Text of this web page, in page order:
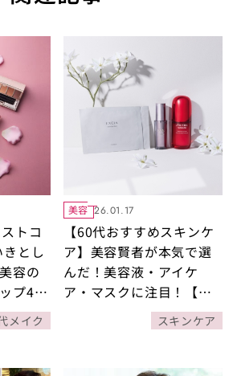
トコ
とし
容の
プ4
メイク
美容 26.01.17
【60代おすすめスキンケ
ア】美容賢者が本気で選
んだ！美容液・アイケ
ア・マスクに注目！【ベ
ストコスメ2025】スキンケア